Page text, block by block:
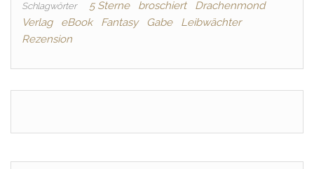
Schlagwörter 5 Sterne broschiert
Drachenmond
Verlag
eBook Fantasy Gabe
Leibwächter
Rezension